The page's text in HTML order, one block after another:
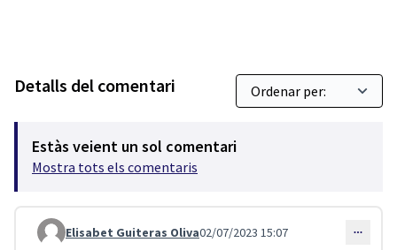
Detalls del comentari
Estàs veient un sol comentari
Mostra tots els comentaris
Comentari 3571
Elisabet Guiteras Oliva02/07/2023 15:07